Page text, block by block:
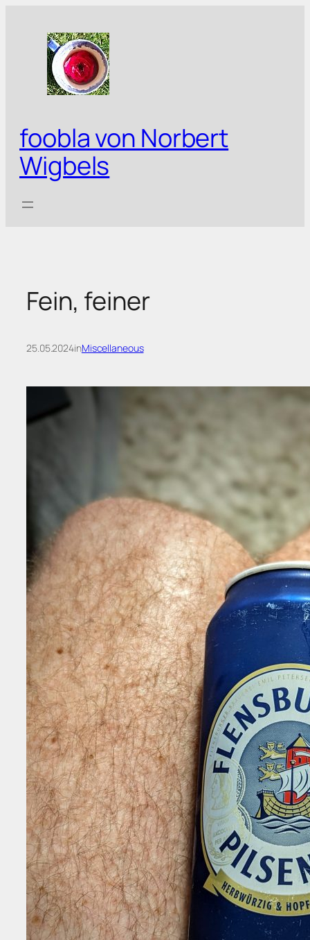
springen
foobla von Norbert
Wigbels
Fein, feiner
25.05.2024inMiscellaneous